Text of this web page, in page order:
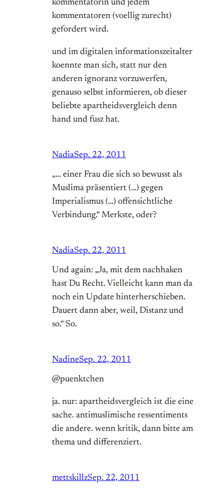
kommentatorin und jedem
kommentatoren (voellig zurecht)
gefordert wird.
und im digitalen informationszeitalter
koennte man sich, statt nur den
anderen ignoranz vorzuwerfen,
genauso selbst informieren, ob dieser
beliebte apartheidsvergleich denn
hand und fusz hat.
NadiaSep. 22, 2011
„… einer Frau die sich so bewusst als
Muslima präsentiert (…) gegen
Imperialismus (…) offensichtliche
Verbindung.“ Merkste, oder?
NadiaSep. 22, 2011
Und again: „Ja, mit dem nachhaken
hast Du Recht. Vielleicht kann man da
noch ein Update hinterherschieben.
Dauert dann aber, weil, Distanz und
so.“ So.
NadineSep. 22, 2011
@puenktchen
ja. nur: apartheidsvergleich ist die eine
sache. antimuslimische ressentiments
die andere. wenn kritik, dann bitte am
thema und differenziert.
mettskillzSep. 22, 2011